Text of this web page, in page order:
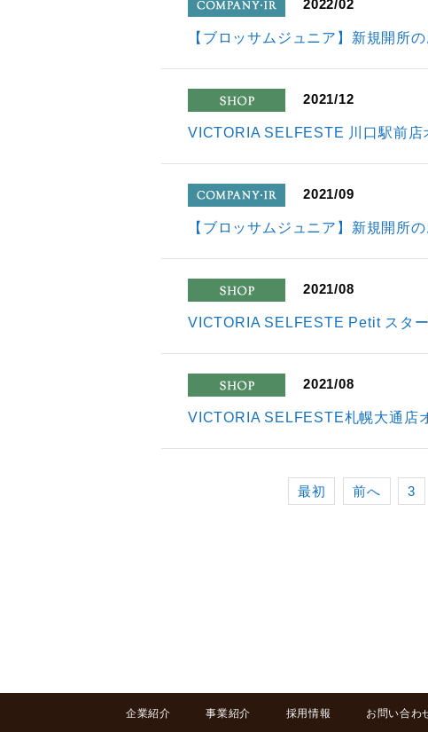
company
2022/02
【ブロッサムジュニア】新規開所
shop
2021/12
VICTORIA SELFESTE 川口駅前店
company
2021/09
【ブロッサムジュニア】新規開所
shop
2021/08
VICTORIA SELFESTE Petit スタ
shop
2021/08
VICTORIA SELFESTE札幌大通店
最初 前へ 3
企業紹介 事業紹介 採用情報 お問い合わ